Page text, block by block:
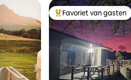
Topfavoriet van gasten
Favoriet van gasten